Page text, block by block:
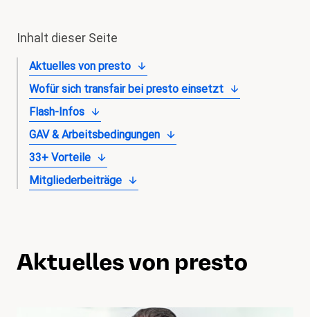
Familienzeit
Meine Lehre. Meine Rechte
Mitglied werden
Inhalt dieser Seite
Aktuelles von presto
Wofür sich transfair bei presto einsetzt
Flash-Infos
GAV & Arbeitsbedingungen
33+ Vorteile
Mitgliederbeiträge
Aktuelles von presto